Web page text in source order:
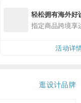
轻松拥有海外好
指定商品跨境享
活动详
逛设计品牌